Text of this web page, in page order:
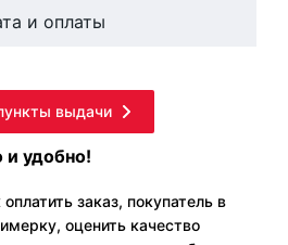
и оплаты
выдачи
и удобно!
заказ, покупатель в
оценить качество